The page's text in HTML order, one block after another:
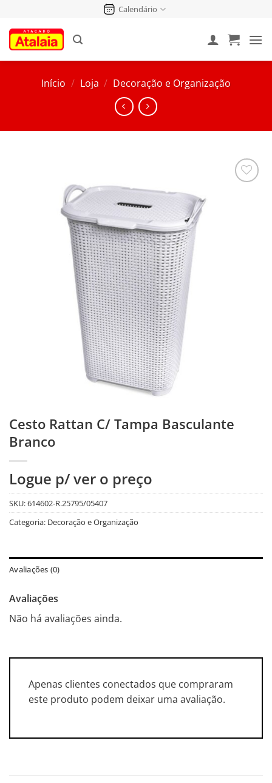
conteúdo
Calendário
Início / Loja / Decoração e Organização
Cesto Rattan C/ Tampa Basculante
Branco
Logue p/ ver o preço
SKU:614602-R.25795/05407
Categoria: Decoração e Organização
Avaliações (0)
Avaliações
Não há avaliações ainda.
Apenas clientes conectados que compraram
este produto podem deixar uma avaliação.